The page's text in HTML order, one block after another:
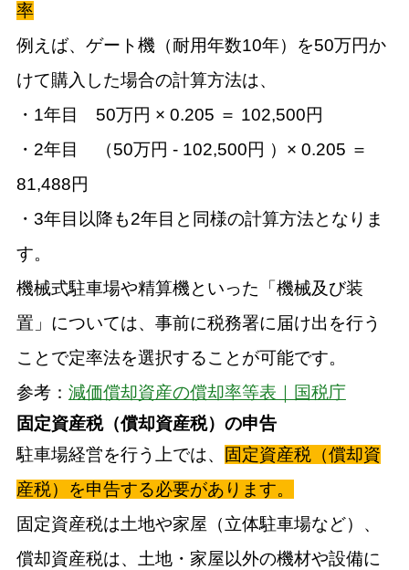
率
例えば、ゲート機（耐用年数10年）を50万円か
けて購入した場合の計算方法は、
・1年目 50万円 × 0.205 ＝ 102,500円
・2年目 （50万円 - 102,500円 ）× 0.205 ＝
81,488円
・3年目以降も2年目と同様の計算方法となりま
す。
機械式駐車場や精算機といった「機械及び装
置」については、事前に税務署に届け出を行う
ことで定率法を選択することが可能です。
参考： 減価償却資産の償却率等表｜国税庁
固定資産税（償却資産税）の申告
駐車場経営を行う上では、
固定資産税（償却資
産税）を申告する必要があります。
固定資産税は土地や家屋（立体駐車場など）、
償却資産税は、土地・家屋以外の機材や設備に